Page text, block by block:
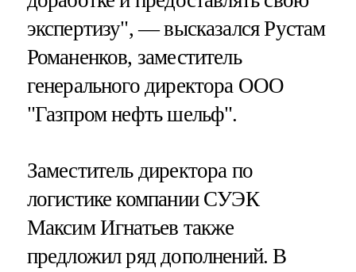
экспертизу", — высказался Рустам
Романенков, заместитель
генерального директора ООО
"Газпром нефть шельф".
Заместитель директора по
логистике компании СУЭК
Максим Игнатьев также
предложил ряд дополнений. В